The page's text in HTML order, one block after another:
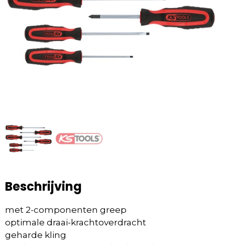
Beschrijving
met 2-componenten greep
optimale draai-krachtoverdracht
geharde kling